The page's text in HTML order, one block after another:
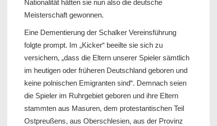
Nationalität hätten sie nun also die deutsche
Meisterschaft gewonnen.
Eine Dementierung der Schalker Vereinsführung
folgte prompt. Im „Kicker“ beeilte sie sich zu
versichern, „dass die Eltern unserer Spieler sämtlich
im heutigen oder früheren Deutschland geboren und
keine polnischen Emigranten sind“. Demnach seien
die Spieler im Ruhrgebiet geboren und ihre Eltern
stammten aus Masuren, dem protestantischen Teil
Ostpreußens, aus Oberschlesien, aus der Provinz